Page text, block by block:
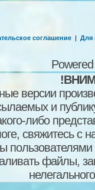
соглашение | Для
версии
и
либо
свяжитесь
файлы,